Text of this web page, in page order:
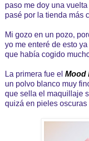
paso me doy una
pasé por la tienda más
Mi gozo en un pozo,
yo me enteré de esto
que había cogido
La primera fue el Mood
un polvo blanco muy
que sella el maquillaje
quizá en pieles oscuras